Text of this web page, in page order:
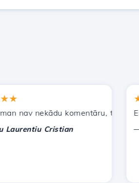
nekādu komentāru, tikai lai
Cristian
Es